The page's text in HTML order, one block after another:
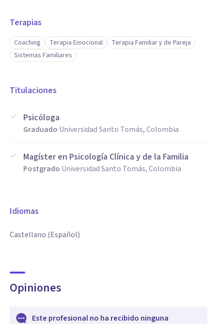
Terapias
Coaching Terapia Emocional
Terapia Familiar y de Pareja
Sistemas Familiares
Titulaciones
Psicóloga
Graduado Universidad Santo Tomás, Colombia
Magíster en Psicología Clínica y de la Familia
Postgrado Universidad Santo Tomás, Colombia
Idiomas
Castellano (Español)
Opiniones
Este profesional no ha recibido ninguna